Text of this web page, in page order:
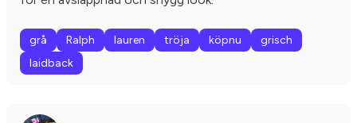
grå Ralph lauren tröja köpnu
grisch
laidback